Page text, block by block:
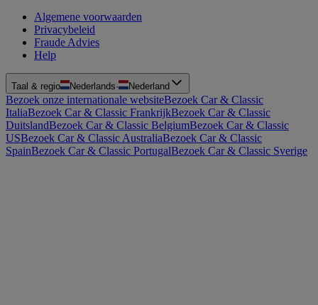
Algemene voorwaarden
Privacybeleid
Fraude Advies
Help
Taal & regio Nederlands· Nederland
Bezoek onze internationale websiteBezoek Car & Classic
ItaliaBezoek Car & Classic FrankrijkBezoek Car & Classic
DuitslandBezoek Car & Classic BelgiumBezoek Car & Classic
USBezoek Car & Classic AustraliaBezoek Car & Classic
SpainBezoek Car & Classic PortugalBezoek Car & Classic Sverige